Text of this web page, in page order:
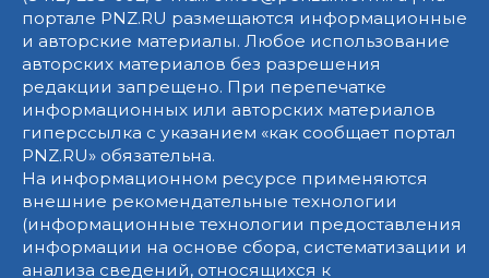
портале PNZ.RU размещаются информационные
и авторские материалы. Любое использование
авторских материалов без разрешения
редакции запрещено. При перепечатке
информационных или авторских материалов
гиперссылка с указанием «как сообщает портал
PNZ.RU» обязательна.
На информационном ресурсе применяются
внешние рекомендательные технологии
(информационные технологии предоставления
информации на основе сбора, систематизации и
анализа сведений, относящихся к